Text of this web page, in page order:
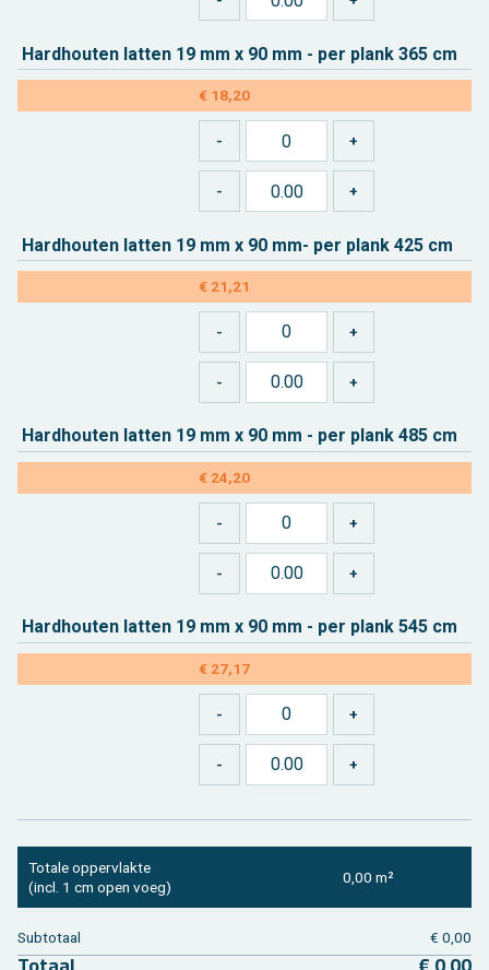
Hard­hou­ten lat­ten 19 mm x 90 mm - per plank 365 cm
€ 18,20
Hard­hou­ten lat­ten 19 mm x 90 mm- per plank 425 cm
€ 21,21
Hard­hou­ten lat­ten 19 mm x 90 mm - per plank 485 cm
€ 24,20
Hard­hou­ten lat­ten 19 mm x 90 mm - per plank 545 cm
€ 27,17
To­ta­le op­per­vlak­te
(incl. 1 cm open voeg)
0,00 m²
Sub­to­taal € 0,00